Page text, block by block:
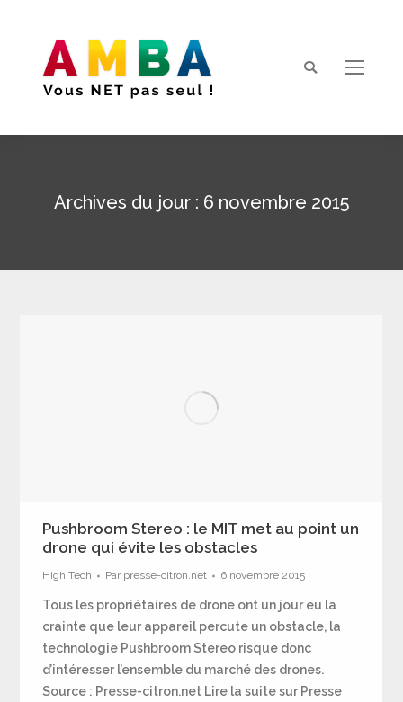
Search:
Archives du jour : 6 novembre 2015
Pushbroom Stereo : le MIT met au point un
drone qui évite les obstacles
High Tech Par presse-citron.net 6 novembre 2015
Tous les propriétaires de drone ont un jour eu la
crainte que leur appareil percute un obstacle, la
technologie Pushbroom Stereo risque donc
d’intéresser l’ensemble du marché des drones.
Source : Presse-citron.net Lire la suite sur Presse